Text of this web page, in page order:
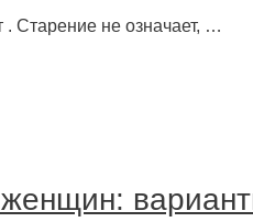
Старение не означает, …